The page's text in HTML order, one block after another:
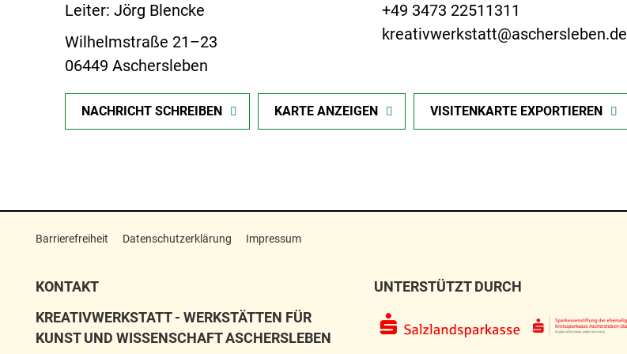
Leiter: Jörg Blencke
Wilhelmstraße 21–23
06449 Aschersleben
+49 3473 22511311
kreativwerkstatt@aschersleben.de
NACHRICHT SCHREIBEN KARTE ANZEIGEN VISITENKARTE EXPORTIEREN
Barrierefreiheit Datenschutzerklärung Impressum
KONTAKT
KREATIVWERKSTATT - WERKSTÄTTEN FÜR
KUNST UND WISSENSCHAFT ASCHERSLEBEN
UNTERSTÜTZT DURCH